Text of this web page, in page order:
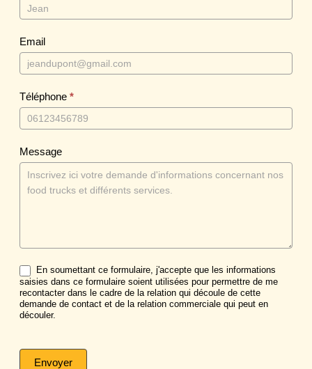
t
t
Email
Téléphone *
Message
En soumettant ce formulaire, j'accepte que les informations
saisies dans ce formulaire soient utilisées pour permettre de me
recontacter dans le cadre de la relation qui découle de cette
demande de contact et de la relation commerciale qui peut en
découler.
Envoyer